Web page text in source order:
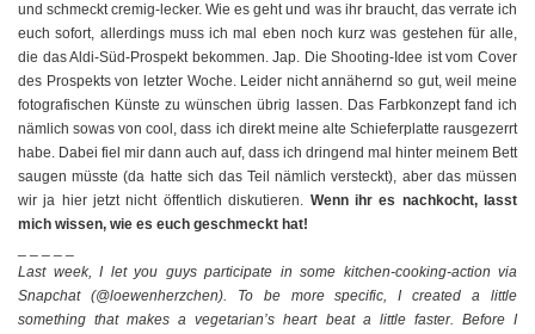
und schmeckt cremig-lecker. Wie es geht und was ihr braucht, das verrate ich
euch sofort, allerdings muss ich mal eben noch kurz was gestehen für alle,
die das Aldi-Süd-Prospekt bekommen. Jap. Die Shooting-Idee ist vom Cover
des Prospekts von letzter Woche. Leider nicht annähernd so gut, weil meine
fotografischen Künste zu wünschen übrig lassen. Das Farbkonzept fand ich
nämlich sowas von cool, dass ich direkt meine alte Schieferplatte rausgezerrt
habe. Dabei fiel mir dann auch auf, dass ich dringend mal hinter meinem Bett
saugen müsste (da hatte sich das Teil nämlich versteckt), aber das müssen
wir ja hier jetzt nicht öffentlich diskutieren. Wenn ihr es nachkocht, lasst
mich wissen, wie es euch geschmeckt hat!
Last week, I let you guys participate in some kitchen-cooking-action via
Snapchat (@loewenherzchen). To be more specific, I created a little
something that makes a vegetarian’s heart beat a little faster. Before I